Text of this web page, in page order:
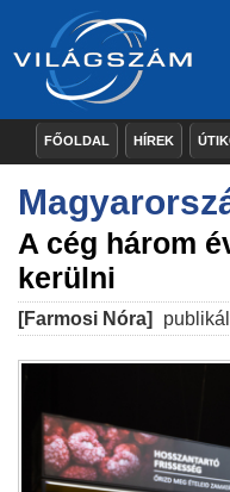
FŐOLDAL HÍREK
A cég három
kerülni
[Farmosi Nóra]